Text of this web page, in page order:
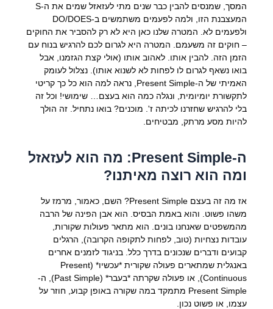
המסך, שמנסים להבין כבר שנים מתי לעזאזל שמים את ה-S
המעצבנת הזו, ולמה לפעמים משתמשים ב-DO/DOES
ולפעמים לא. המטרה שלנו כאן היא לא רק להסביר את החוקים
– חוקים זה משעמם. המטרה היא לגרום לכם להרגיש בנוח עם
הזמן הזה. להבין אותו. לאהוב אותו (אולי קצת הגזמנו, אבל
בואו נשאף לגרום לו לפחות לא לשנוא אותו). נצלול לעומק
האמיתי של ה-Present Simple, נראה למה הוא כל כך קריטי
לתקשורת יומיומית, ונגלה כמה הוא בעצם… שימושי! וכל זה
בלי להרגיש שחזרנו לכיתה ז'. מוכנים? בואו נתחיל. זה הולך
להיות מסע מרתק, מבטיחים.
ה-Present Simple: מה הוא לעזאזל
ומה הוא רוצה מאיתנו?
אז מה זה בעצם Present Simple? השם, כאמור, מרמז על
משהו פשוט. והוא באמת הבסיס. הוא אבן הפינה של הרבה
מהמשפטים שאנחנו בונים. הוא מתאר פעולות שקורות,
עובדות נצחיות (טוב, לפחות לתקופה הקרובה), הרגלים
קבועים ודברים שנכונים בדרך כלל. בניגוד לזמנים אחרים
באנגלית שמתארים פעולה שקורית *עכשיו* (Present
Continuous), או פעולה שקרתה *בעבר* (Past Simple), ה-
Present Simple מתמקד במה שקורה באופן קבוע, חוזר על
עצמו, או פשוט נכון.